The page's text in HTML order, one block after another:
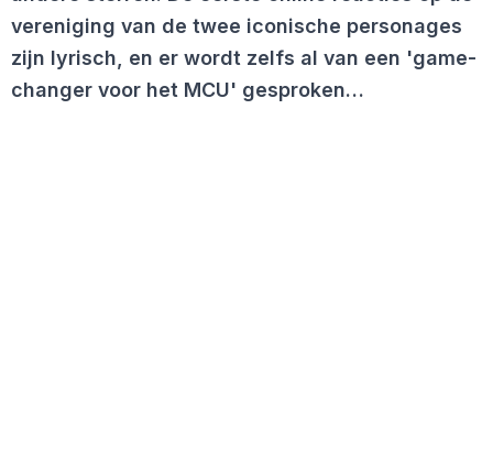
vereniging van de twee iconische personages
zijn lyrisch, en er wordt zelfs al van een 'game-
changer voor het MCU' gesproken…